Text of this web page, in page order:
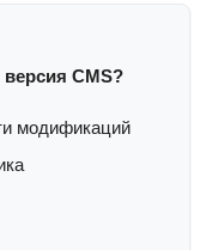
CMS?
модификаций